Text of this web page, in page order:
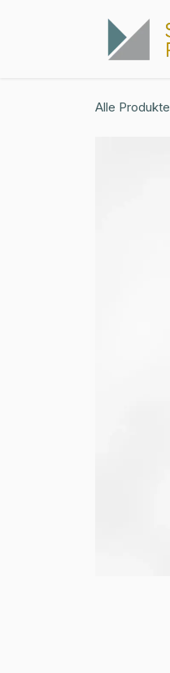
Alle Produkte